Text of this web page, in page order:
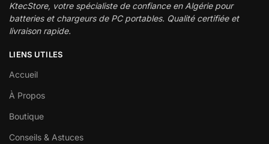
KtecStore, votre spécialiste de confiance en Algérie pour
batteries et chargeurs de PC portables. Qualité certifiée et
livraison rapide.
LIENS UTILES
Accueil
À Propos
Boutique
Conseils & Astuces